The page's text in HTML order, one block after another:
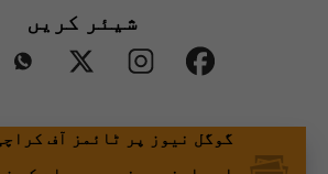
شیئر کریں
گوگل نیوز پر ٹائمز آف